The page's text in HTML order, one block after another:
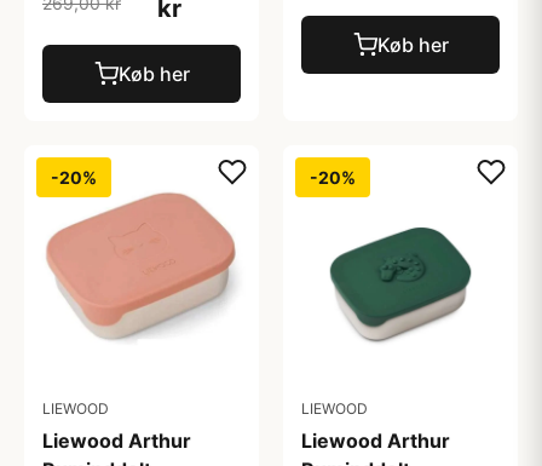
kr
Køb her
Køb her
-20%
LIEWOOD
Liewood Arthur
-20%
LIEWOOD
Liewood Arthur